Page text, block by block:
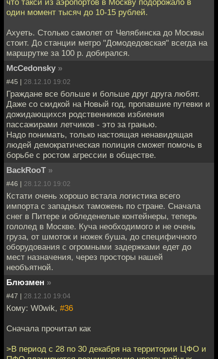
один момент тысяч до 10-15 рублей.
Ахуеть. Столько самолет от Челябинска до Москвы
стоит. До станции метро "Домодедовская" всегда на
маршрутке за 100 р. добирался.
McCedonsky »
#45 | 28.12.10 19:02
Граждане все больше и больше друг друга любят.
Даже со скидкой на Новый год, пропавшие путевки и
дожидающихся родственников избиения
пассажирами летчиков - это за гранью.
Надо понимать, только настоящая ненавидящая
людей демократическая полиция сможет помочь в
борьбе с ростом агрессии в обществе.
BackRooT »
#46 | 28.12.10 19:02
Кстати очень хорошо встала логистика всего
импорта с западных таможень по стране. Сначала
снег в Питере и обледенелые контейнеры, теперь
гололед в Москве. Куча необходимого и не очень
груза, от шмоток и ножек буша, до специфичного
оборудования с огромными задержками едет до
мест назначения, через просторы нашей
необъятной.
Блюзмен »
#47 | 28.12.10 19:04
Кому: W0wik, #36
Сначала прочитал как
>В период с 28 по 30 декабря на территории ЦФО и